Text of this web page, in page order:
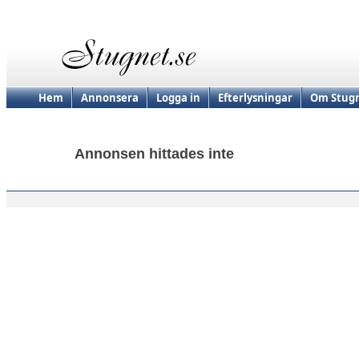
Hem Annonsera Logga in Efterlysningar Om
Annonsen hittades inte